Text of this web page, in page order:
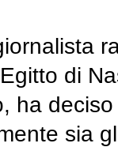
di
ha
sia